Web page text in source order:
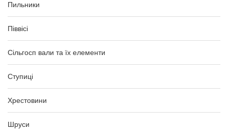
Пильники
Піввісі
Сільгосп вали та їх елементи
Ступиці
Хрестовини
Шруси